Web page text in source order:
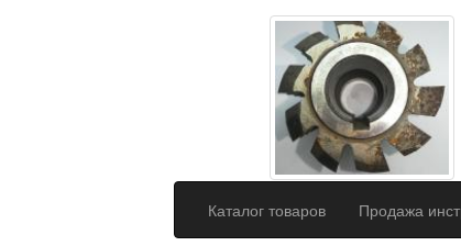
Каталог товаров Продажа